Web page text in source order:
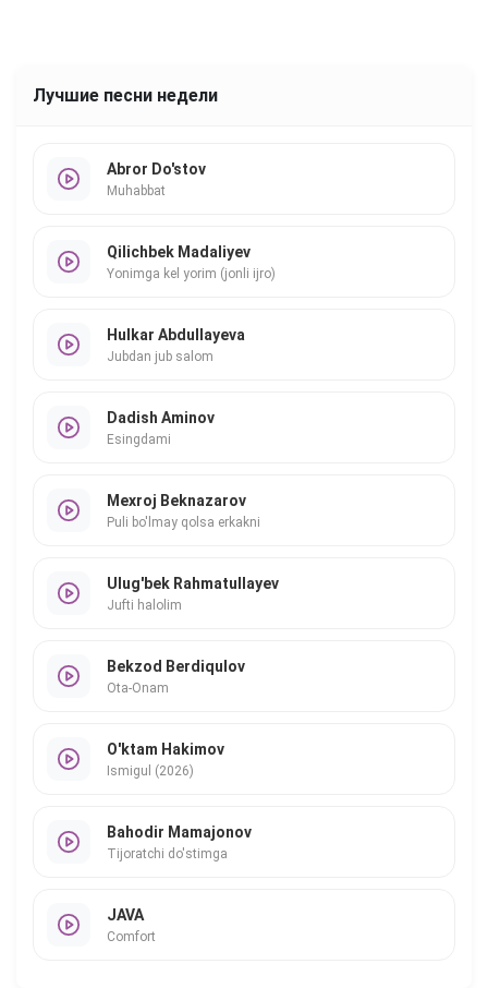
Лучшие песни недели
Abror Do'stov
Muhabbat
Qilichbek Madaliyev
Yonimga kel yorim (jonli ijro)
Hulkar Abdullayeva
Jubdan jub salom
Dadish Aminov
Esingdami
Mexroj Beknazarov
Puli bo'lmay qolsa erkakni
Ulug'bek Rahmatullayev
Jufti halolim
Bekzod Berdiqulov
Ota-Onam
O'ktam Hakimov
Ismigul (2026)
Bahodir Mamajonov
Tijoratchi do'stimga
JAVA
Comfort